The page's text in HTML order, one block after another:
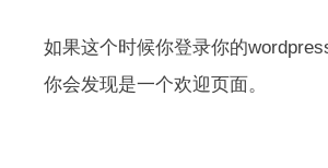
如果这个时候你登录你的
你会发现是一个欢迎页面。